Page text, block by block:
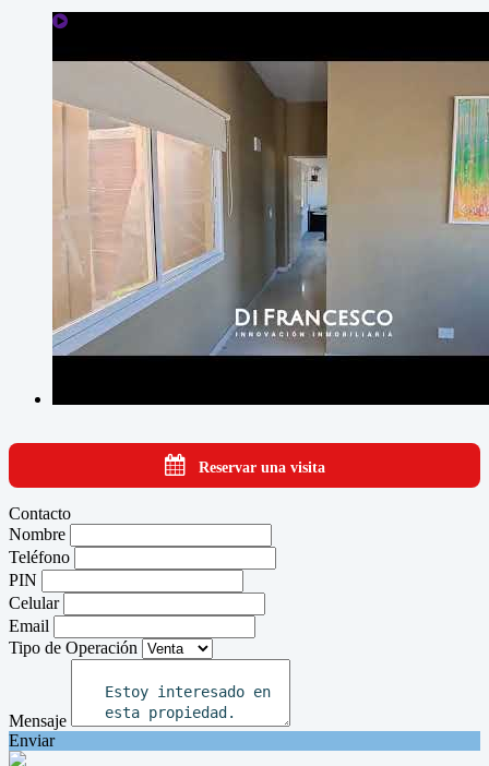
Reservar una visita
Contacto
Nombre
Teléfono
PIN
Celular
Email
Tipo de Operación
Mensaje
Enviar